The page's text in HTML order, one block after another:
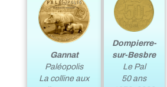
Gannat
Paléopolis
La colline aux
Dompierre-
sur-Besbre
Le Pal
50 ans